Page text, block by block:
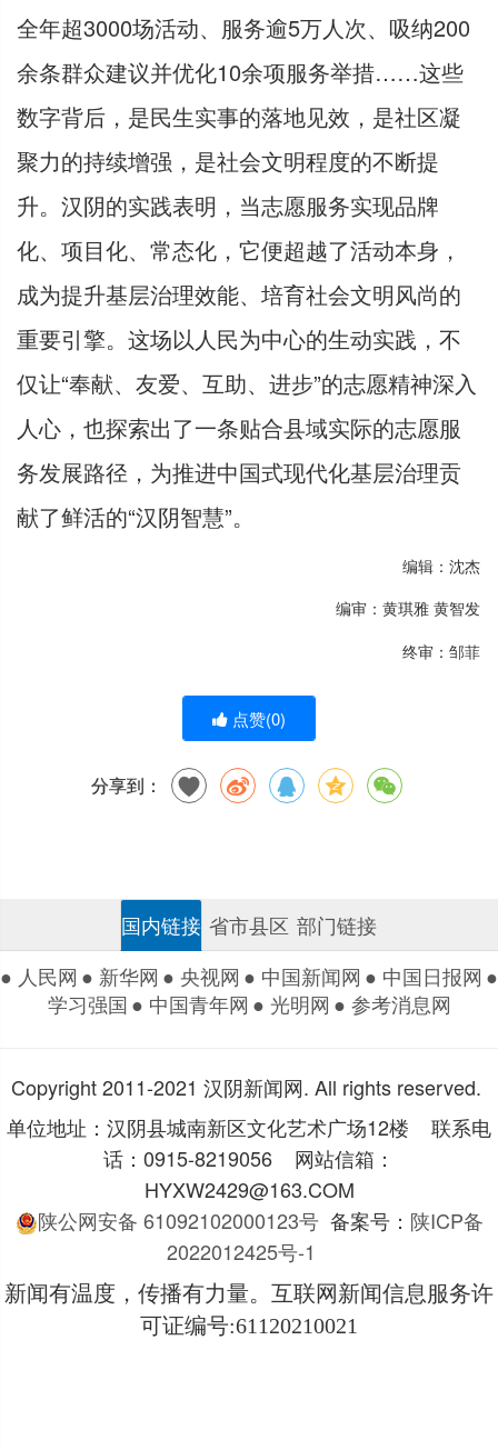
全年超3000场活动、服务逾5万人次、吸纳200
余条群众建议并优化10余项服务举措……这些
数字背后，是民生实事的落地见效，是社区凝
聚力的持续增强，是社会文明程度的不断提
升。汉阴的实践表明，当志愿服务实现品牌
化、项目化、常态化，它便超越了活动本身，
成为提升基层治理效能、培育社会文明风尚的
重要引擎。这场以人民为中心的生动实践，不
仅让“奉献、友爱、互助、进步”的志愿精神深入
人心，也探索出了一条贴合县域实际的志愿服
务发展路径，为推进中国式现代化基层治理贡
献了鲜活的“汉阴智慧”。
编辑：沈杰
编审：黄琪雅 黄智发
终审：邹菲
点赞(0)
分享到：
国内链接 省市县区 部门链接
● 人民网 ● 新华网 ● 央视网 ● 中国新闻网 ● 中国日报网 ●
学习强国● 中国青年网 ● 光明网 ● 参考消息网
Copyright 2011-2021 汉阴新闻网. All rights reserved.
单位地址：汉阴县城南新区文化艺术广场12楼 联系电
话：0915-8219056 网站信箱：
HYXW2429@163.COM
陕公网安备 61092102000123号备案号： 陕ICP备
2022012425号-1
新闻有温度，传播有力量。互联网新闻信息服务许
可证编号:61120210021